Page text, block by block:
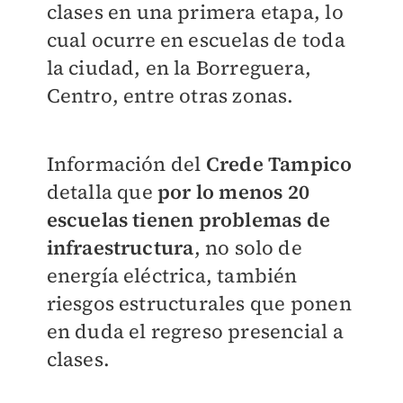
clases en una primera etapa, lo
cual ocurre en escuelas de toda
la ciudad, en la Borreguera,
Centro, entre otras zonas.
Información del Crede Tampico
detalla que por lo menos 20
escuelas tienen problemas de
infraestructura, no solo de
energía eléctrica, también
riesgos estructurales que ponen
en duda el regreso presencial a
clases.